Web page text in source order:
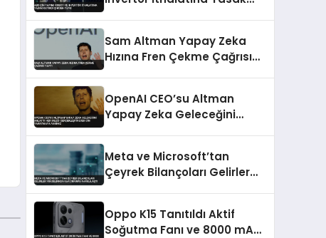
Sam Altman Yapay Zeka
Hızına Fren Çekme Çağrısı
OpenAI CEO’su Altman
Yapay Zeka Geleceğini
Yaratmaya Yakınız
Meta ve Microsoft’tan
Çeyrek Bilançoları Gelirler
Oppo K15 Tanıtıldı Aktif
Soğutma Fanı ve 8000 mAh